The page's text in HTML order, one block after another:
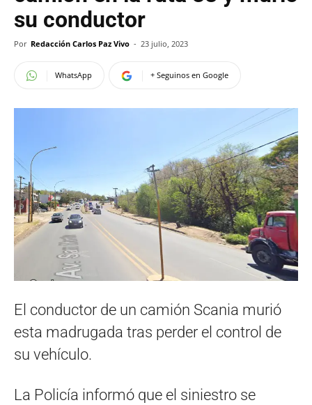
su conductor
Por Redacción Carlos Paz Vivo - 23 julio, 2023
WhatsApp + Seguinos en Google
El conductor de un camión Scania murió
esta madrugada tras perder el control de
su vehículo.
La Policía informó que el siniestro se